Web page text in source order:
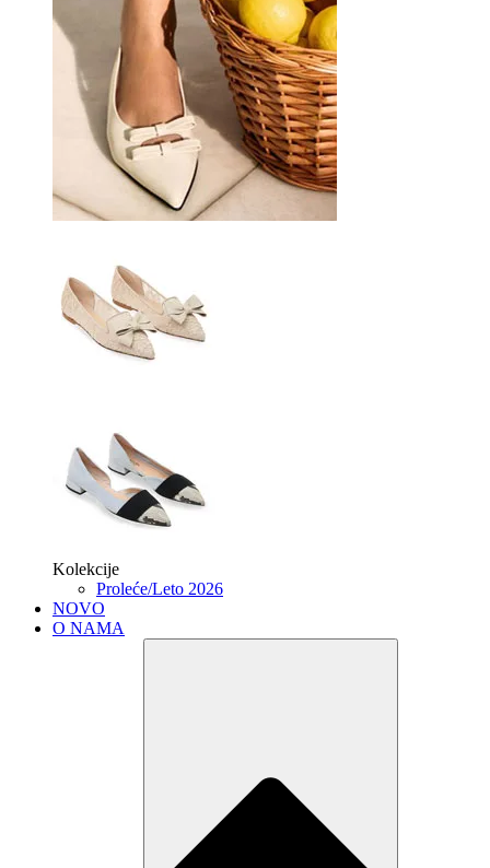
Kolekcije
Proleće/Leto 2026
NOVO
O NAMA